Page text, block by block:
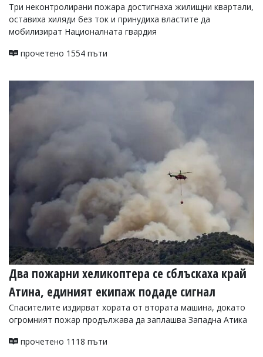
Три неконтролирани пожара достигнаха жилищни квартали,
оставиха хиляди без ток и принудиха властите да
мобилизират Националната гвардия
прочетено 1554 пъти
Два пожарни хеликоптера се сблъскаха край
Атина, единият екипаж подаде сигнал
Спасителите издирват хората от втората машина, докато
огромният пожар продължава да заплашва Западна Атика
прочетено 1118 пъти